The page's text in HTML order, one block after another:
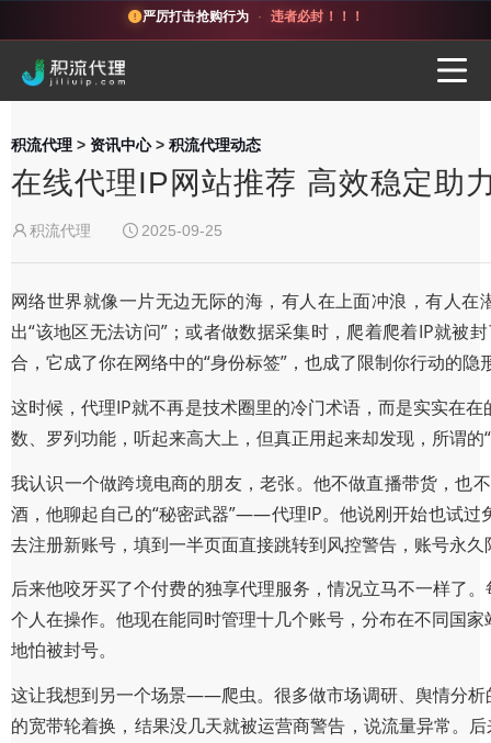
严厉打击抢购行为 · 违者必封！！！
积流代理 > 资讯中心> 积流代理动态
在线代理IP网站推荐 高效稳定助
积流代理 2025-09-25
网络世界就像一片无边无际的海，有人在上面冲浪，有人
出“该地区无法访问”；或者做数据采集时，爬着爬着IP就
合，它成了你在网络中的“身份标签”，也成了限制你行动的隐
这时候，代理IP就不再是技术圈里的冷门术语，而是实实在
数、罗列功能，听起来高大上，但真正用起来却发现，所谓
我认识一个做跨境电商的朋友，老张。他不做直播带货，也
酒，他聊起自己的“秘密武器”——代理IP。他说刚开始也试过
去注册新账号，填到一半页面直接跳转到风控警告，账号永
后来他咬牙买了个付费的独享代理服务，情况立马不一样了
个人在操作。他现在能同时管理十几个账号，分布在不同国
地怕被封号。
这让我想到另一个场景——爬虫。很多做市场调研、舆情分析
的宽带轮着换，结果没几天就被运营商警告，说流量异常。